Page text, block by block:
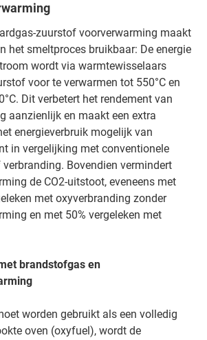
zuurstof voorverwarming maakt
het smeltproces bruikbaar: De energie
wordt via warmtewisselaars
voor te verwarmen tot 550°C en
Dit verbetert het rendement van
aanzienlijk en maakt een extra
energieverbruik mogelijk van
in vergelijking met conventionele
Bovendien vermindert
de CO2-uitstoot, eveneens met
met oxyverbranding zonder
en met 50% vergeleken met
brandstofgas en
worden gebruikt als een volledig
oven (oxyfuel), wordt de